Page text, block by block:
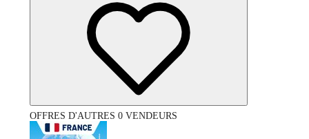
OFFRES D'AUTRES 0 VENDEURS